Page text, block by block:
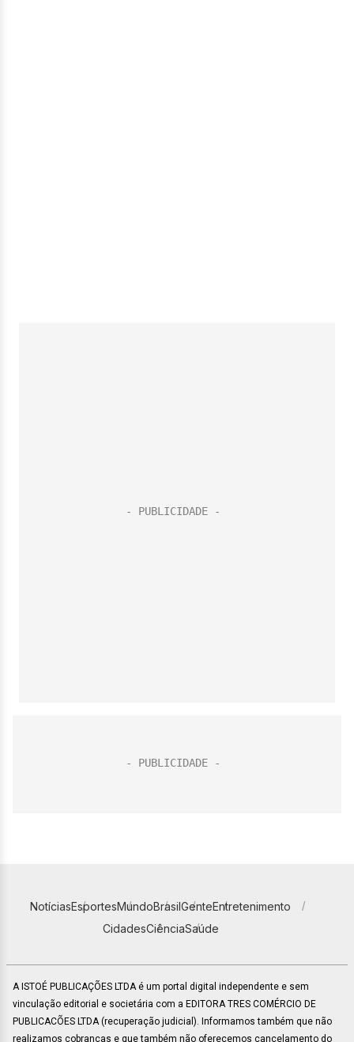
NotíciasEsportesMundoBrasilGenteEntretenimento
CidadesCiênciaSaúde
A ISTOÉ PUBLICAÇÕES LTDA é um portal digital independente e sem
vinculação editorial e societária com a EDITORA TRES COMÉRCIO DE
PUBLICACÕES LTDA (recuperação judicial). Informamos também que não
realizamos cobranças e que também não oferecemos cancelamento do